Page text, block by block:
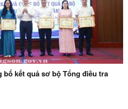
bố kết quả sơ bộ Tổng điều tra